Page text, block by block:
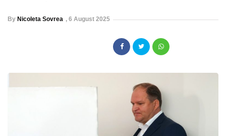
By Nicoleta Sovrea , 6 August 2025